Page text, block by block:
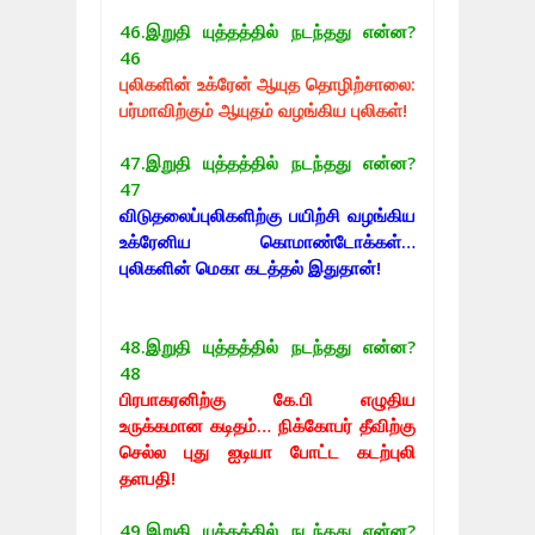
46.இறுதி யுத்தத்தில் நடந்தது என்ன?
46
புலிகளின் உக்ரேன் ஆயுத தொழிற்சாலை:
பர்மாவிற்கும் ஆயுதம் வழங்கிய புலிகள்!
47.இறுதி யுத்தத்தில் நடந்தது என்ன?
47
விடுதலைப்புலிகளிற்கு பயிற்சி வழங்கிய
உக்ரேனிய கொமாண்டோக்கள்…
புலிகளின் மெகா கடத்தல் இதுதான்!
48.இறுதி யுத்தத்தில் நடந்தது என்ன?
48
பிரபாகரனிற்கு கே.பி எழுதிய
உருக்கமான கடிதம்… நிக்கோபர் தீவிற்கு
செல்ல புது ஐடியா போட்ட கடற்புலி
தளபதி!